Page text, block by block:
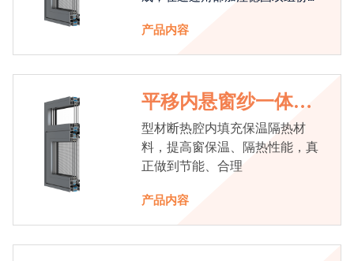
强度，促使窗使用寿命提升5-10
产品内容
平移内悬窗纱一体系
统
型材断热腔内填充保温隔热材
料，提高窗保温、隔热性能，真
正做到节能、合理
产品内容